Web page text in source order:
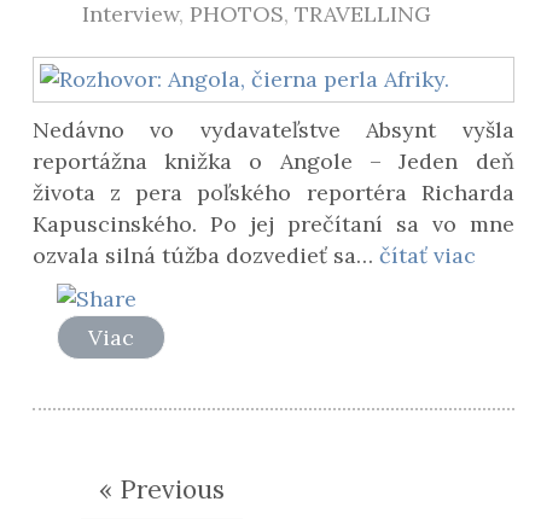
Interview, PHOTOS, TRAVELLING
Nedávno vo vydavateľstve Absynt vyšla
reportážna knižka o Angole – Jeden deň
života z pera poľského reportéra Richarda
Kapuscinského. Po jej prečítaní sa vo mne
ozvala silná túžba dozvedieť sa… čítať viac
Viac
« Previous